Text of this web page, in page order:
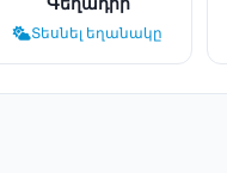
Տեսնել եղանակը